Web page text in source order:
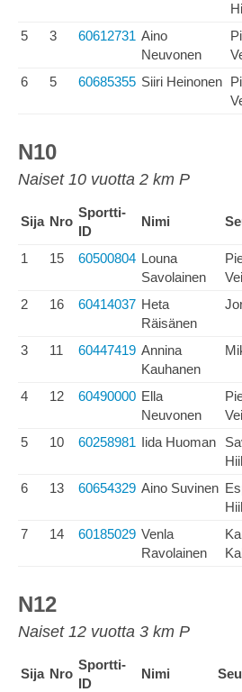
5 3 60612731 Aino
Neuvonen
6 5 60685355 Siiri Heinonen
N10
Naiset 10 vuotta 2 km P
Sija Nro
Sportti-
ID
Nimi
1 15 60500804 Louna
Savolainen
2 16 60414037 Heta
Räisänen
3 11 60447419 Annina
Kauhanen
4 12 60490000 Ella
Neuvonen
5 10 60258981 Iida Huoman
6 13 60654329 Aino Suvinen
7 14 60185029 Venla
Ravolainen
N12
Naiset 12 vuotta 3 km P
Sija Nro
Sportti-
ID
Nimi